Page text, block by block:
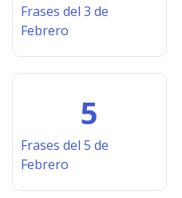
Frases del 3 de
Febrero
5
Frases del 5 de
Febrero